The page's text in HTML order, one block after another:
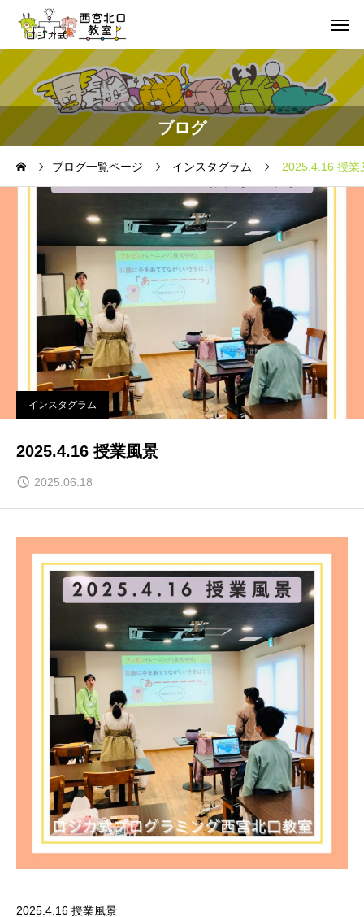
ブログ
ブログ一覧ページ インスタグラム 2025.4.16 授業
インスタグラム
2025.4.16 授業風景
2025.06.18
2025.4.16 授業風景